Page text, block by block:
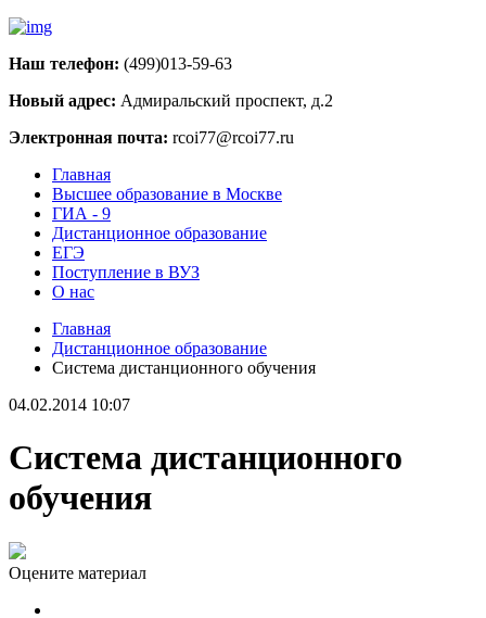
Наш телефон: (499)013-59-63
Новый адрес: Адмиральский проспект, д.2
Электронная почта: rcoi77@rcoi77.ru
Главная
Высшее образование в Москве
ГИА - 9
Дистанционное образование
ЕГЭ
Поступление в ВУЗ
О нас
Главная
Дистанционное образование
Система дистанционного обучения
04.02.2014 10:07
Система дистанционного
обучения
Оцените материал